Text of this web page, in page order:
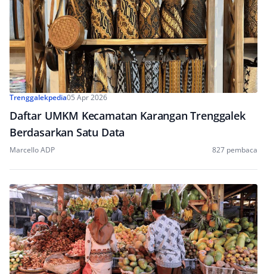
Trenggalekpedia05 Apr 2026
Daftar UMKM Kecamatan Karangan Trenggalek
Berdasarkan Satu Data
Marcello ADP 827 pembaca